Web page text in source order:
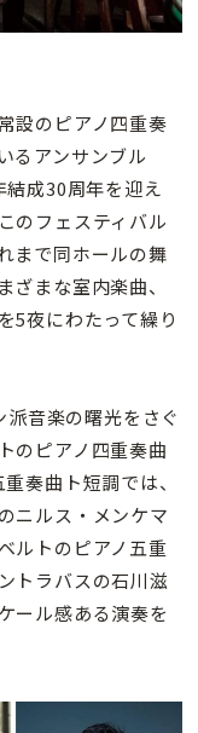
設のピアノ四重奏
るアンサンブル
成30周年を迎え
のフェスティバル
まで同ホールの舞
まな室内楽曲、
5夜にわたって繰り
音楽の曙光をさぐ
のピアノ四重奏曲
奏曲ト短調では、
ニルス・メンケマ
ルトのピアノ五重
トラバスの石川滋
ール感ある演奏を